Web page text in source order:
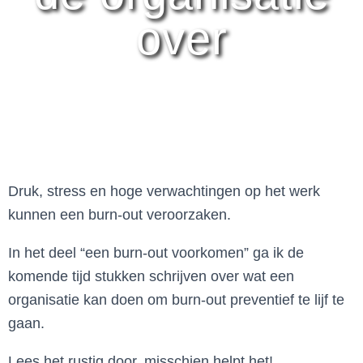
over
Druk, stress en hoge verwachtingen op het werk
kunnen een burn-out veroorzaken.
In het deel “een burn-out voorkomen” ga ik de
komende tijd stukken schrijven over wat een
organisatie kan doen om burn-out preventief te lijf te
gaan.